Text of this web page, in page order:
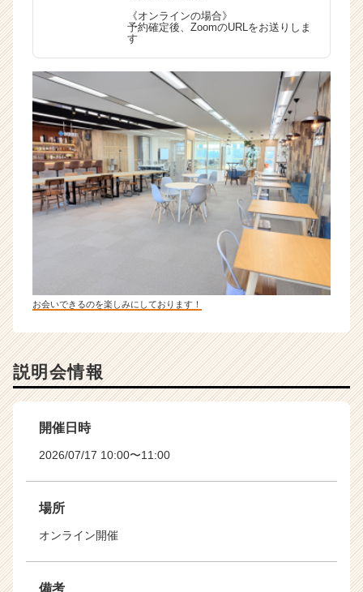
《オンラインの場合》
予約確定後、ZoomのURLをお送りしま
す
お会いできるのを楽しみにしております！
説明会情報
開催日時
2026/07/17 10:00〜11:00
場所
オンライン開催
備考